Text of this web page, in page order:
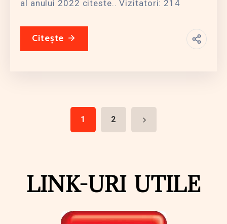
al anului 2022 citeste.. Vizitatori: 214
Citește
1 2
LINK-URI UTILE